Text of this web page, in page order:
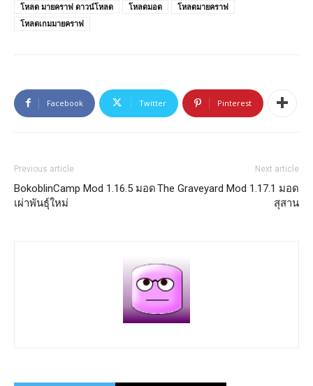
โหลด มายคราฟ ดาวน์โหลด
โหลดมอด
โหลดมายคราฟ
โหลดเกมมายคราฟ
Facebook Twitter Pinterest
Previous article
BokoblinCamp Mod 1.16.5 มอด
เผ่าพันธุ์ใหม่
Next article
The Graveyard Mod 1.17.1 มอด
สุสาน